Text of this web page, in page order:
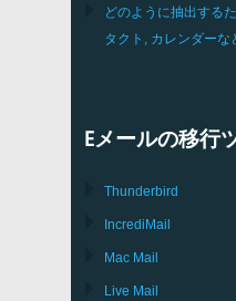
どのように抽出する
タクト, カレンダーな
Eメールの移行
Thunderbird
IncrediMail
Mac Mail
Live Mail